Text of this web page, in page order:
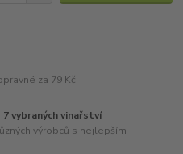
za 79 Kč
vybraných vinařství
výrobců s nejlepším